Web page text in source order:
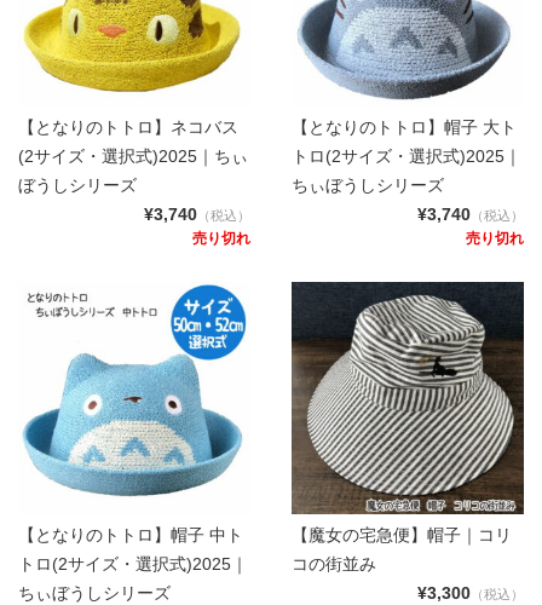
【となりのトトロ】ネコバス
(2サイズ・選択式)2025｜ちぃ
ぼうしシリーズ
¥3,740 （税込）
売り切れ
【となりのトトロ】帽子 大ト
トロ(2サイズ・選択式)2025｜
ちぃぼうしシリーズ
¥3,740（税込）
売り切れ
【となりのトトロ】帽子 中ト
トロ(2サイズ・選択式)2025｜
ちぃぼうしシリーズ
【魔女の宅急便】帽子｜コリ
コの街並み
¥3,300（税込）